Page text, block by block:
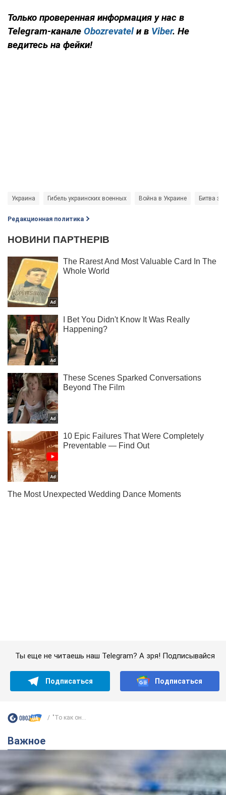
Только проверенная информация у нас в
Telegram-канале Obozrevatelи в Viber. Не
ведитесь на фейки!
Украина Гибель украинских военных Война в Украине Битва
Редакционная политика
украинцам рассказали, чего ожидать в
ближайшие дни
Каким будет курс валюты в обменниках
6.08.2026 22:58 150,4 т.